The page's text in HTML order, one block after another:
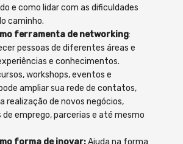
e como lidar com as dificuldades
caminho.
ferramenta de networking:
pessoas de diferentes áreas e
e conhecimentos.
workshops, eventos e
ampliar sua rede de contatos,
realização de novos negócios,
emprego, parcerias e até mesmo
forma de inovar:Ajuda na forma